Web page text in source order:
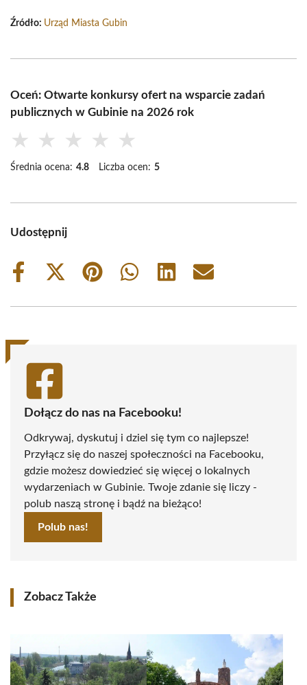
Źródło: Urząd Miasta Gubin
Oceń: Otwarte konkursy ofert na wsparcie zadań
publicznych w Gubinie na 2026 rok
★ ★ ★ ★ ★
Średnia ocena: 4.8 Liczba ocen: 5
Udostępnij
Share
Share
(Twitter)
Share
Share
Share
Share
Dołącz do nas na Facebooku!
Odkrywaj, dyskutuj i dziel się tym co najlepsze!
Przyłącz się do naszej społeczności na Facebooku,
gdzie możesz dowiedzieć się więcej o lokalnych
wydarzeniach w Gubinie. Twoje zdanie się liczy -
polub naszą stronę i bądź na bieżąco!
Polub nas!
Zobacz Także